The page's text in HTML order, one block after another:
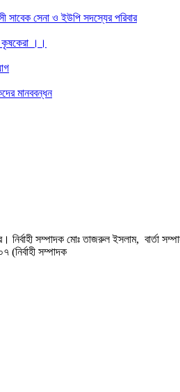
সাবেক সেনা ও ইউপি সদস্যের পরিবার
কৃষকেরা ।।
মানববন্ধন
সম্পাদক মোঃ তাজরুল‌‌ ইসলাম, বার্তা
সম্পাদক